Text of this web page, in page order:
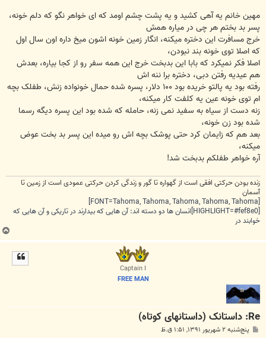
مهین خانم یه آهی کشید و یه پشت چشم اومد که ای خواهر نگو که دلم خونه،
پسر بد بختم هر چی در میاره همش
خرج مسافرت این دختره میکنه، انگار زمین خونه اشون میخ داره اون سال اول
که اصلا توی خونه بند نبودن،
اصلا فکر نمیکرد که بابا این بدبخت خرج این همه سفر رو از کجا بیاره، بعدش
هم عیدیه رفتن دبی، دختره برا ننه اش
رفته بود یه پالتو خریده بود ۱۰۰ دلار، پسره شده حمال خونواده زنش، طفلک بچه
ام توی خونه عین یه کلفت کار میکنه،
زنه دست از سیاه به سفید نمی زنه، حامله که شده بود این پسره دیگه رسما
شده بود زن خونه،
بعد هم که زایمان کرد حتی پوشک بچه اش رو میده این پسر بد بخت عوض
میکنه،
آره خواهر طفلکم بدبخت شد!
زنده بودن حرکتی افقی است از گهواره تا گور و زندگی کردن حرکتی عمودی است از زمین تا
آسمان
[FONT=Tahoma, Tahoma, Tahoma, Tahoma, Tahoma]
[HIGHLIGHT=#fef8e0]انسان ها دو دسته اند: آن هایی که بیدارند در تاریکی و آن هایی که
خوابند در
ب
ا
Captain I
FREE MAN
Re: داستانک (داستانهای کوتاه)
پ پنج‌شنبه ۲ شهریور ۱۳۹۱, ۱:۵۱ ق.ظ